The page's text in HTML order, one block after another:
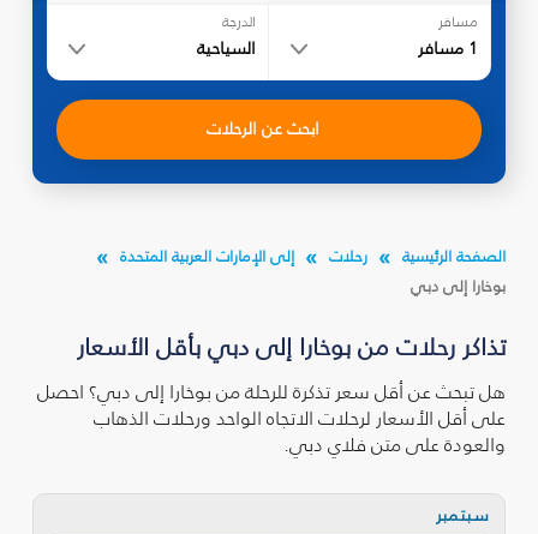
مسافر
1 مسافر
الدرجة
السياحية
ابحث عن الرحلات
الصفحة الرئيسية رحلات
إلى الإمارات العربية المتحدة
بوخارا إلى دبي
تذاكر رحلات من بوخارا إلى دبي بأقل الأسعار
هل تبحث عن أقل سعر تذكرة للرحلة من بوخارا إلى دبي؟ احصل
على أقل الأسعار لرحلات الاتجاه الواحد ورحلات الذهاب
والعودة على متن فلاي دبي.
سبتمبر